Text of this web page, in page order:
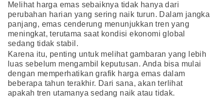
Melihat harga emas sebaiknya tidak hanya dari
perubahan harian yang sering naik turun. Dalam jangka
panjang, emas cenderung menunjukkan tren yang
meningkat, terutama saat kondisi ekonomi global
sedang tidak stabil.
Karena itu, penting untuk melihat gambaran yang lebih
luas sebelum mengambil keputusan. Anda bisa mulai
dengan memperhatikan grafik harga emas dalam
beberapa tahun terakhir. Dari sana, akan terlihat
apakah tren utamanya sedang naik atau tidak.